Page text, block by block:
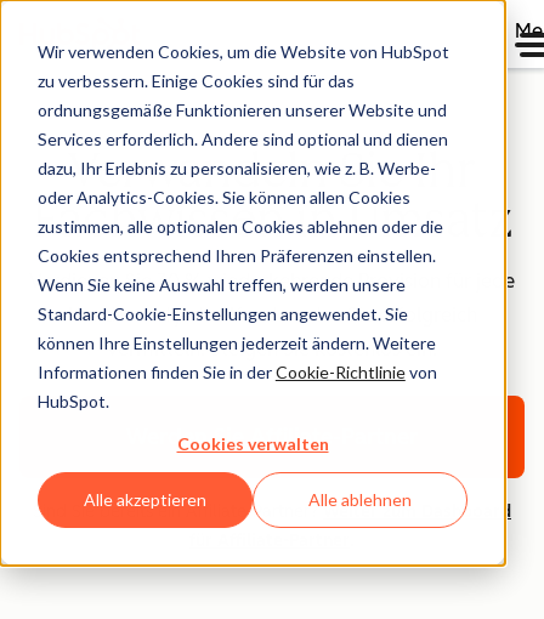
Wir verwenden Cookies, um die Website von HubSpot
zu verbessern. Einige Cookies sind für das
ordnungsgemäße Funktionieren unserer Website und
Services erforderlich. Andere sind optional und dienen
dazu, Ihr Erlebnis zu personalisieren, wie z. B. Werbe-
oder Analytics-Cookies. Sie können allen Cookies
zustimmen, alle optionalen Cookies ablehnen oder die
Cookies entsprechend Ihren Präferenzen einstellen.
Wenn Sie keine Auswahl treffen, werden unsere
Standard-Cookie-Einstellungen angewendet. Sie
können Ihre Einstellungen jederzeit ändern. Weitere
Informationen finden Sie in derCookie-Richtlinievon
HubSpot.
Cookies verwalten
Alle akzeptieren Alle ablehnen
Verwandeln Sie Ihr
Fachwissen in Umsatz
Verdienen Sie 30 % wiederkehrende Provision für jede
Kundin und jeden Kunden, den Sie erfolgreich
vermitteln. Steigen Sie kostenlos ein.
Werden Sie Affiliate-Partner
Sind Sie bereits ein Affiliate-Partner?Weiter zum Dashboard